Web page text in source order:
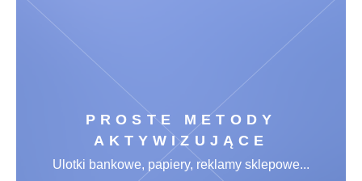
PROSTE METODY
AKTYWIZUJĄCE
Ulotki bankowe, papiery, reklamy sklepowe...